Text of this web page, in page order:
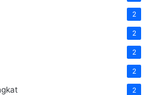
2
2
2
2
2